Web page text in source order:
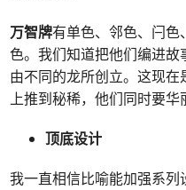
万智牌有单色、邻色、闩
色。我们知道把他们编进
由不同的龙所创立。这现
上推到秘稀，他们同时要华
顶底设计
我一直相信比喻能加强系